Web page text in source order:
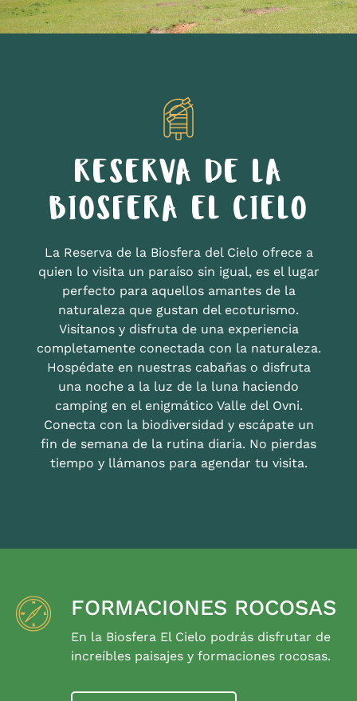
RESERVA DE LA
BIOSFERA EL CIELO
La Reserva de la Biosfera del Cielo ofrece a
quien lo visita un paraíso sin igual, es el lugar
perfecto para aquellos amantes de la
naturaleza que gustan del ecoturismo.
Visítanos y disfruta de una experiencia
completamente conectada con la naturaleza.
Hospédate en nuestras cabañas o disfruta
una noche a la luz de la luna haciendo
camping en el enigmático Valle del Ovni.
Conecta con la biodiversidad y escápate un
fin de semana de la rutina diaria. No pierdas
tiempo y llámanos para agendar tu visita.
FORMACIONES ROCOSAS
En la Biosfera El Cielo podrás disfrutar de
increíbles paisajes y formaciones rocosas.